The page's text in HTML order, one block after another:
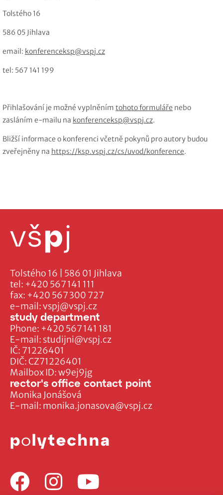
Tolstého 16
586 05 Jihlava
email: konferenceksp@vspj.cz
tel: 567 141 199
Přihlašování je možné vyplněním tohoto formuláře nebo
zasláním e-mailu na konferenceksp@vspj.cz.
Bližší informace o konferenci včetně pokynů pro autory budou
zveřejněny na https://ksp.vspj.cz/cs/uvod/konference.
Tolstého 16 | 586 01 Jihlava
tel: +420 567 141 111
fax: +420 567 300 727
e-mail:vspj@vspj.cz
IČ: 71226401
DIČ: CZ71226401
Mailbox ID: w9ej9jg
study department
Phone: +420 567 141 181
E-mail: studijni@vspj.cz
rector's office contact point
Monika Jonášová
E-mail: monika.jonasova@vspj.cz